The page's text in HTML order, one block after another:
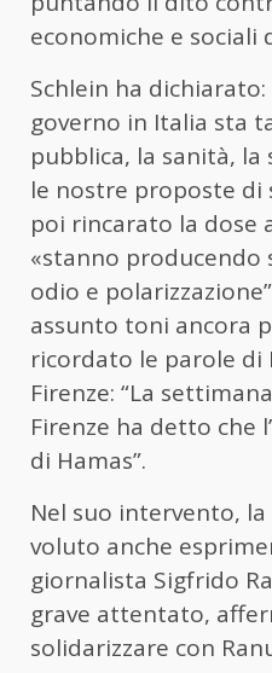
economiche e sociali
Schlein ha dichiarato:
governo in Italia sta
pubblica, la sanità, la
le nostre proposte di
poi rincarato la dose
«stanno producendo
odio e
assunto toni ancora
ricordato le parole di
Firenze: “La
Firenze ha detto che
di Hamas”.
Nel suo intervento,
voluto anche
giornalista Sigfrido
grave attentato,
solidarizzare con